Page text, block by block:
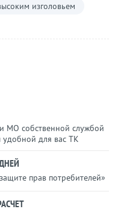
изголовьем
МО собственной службой
удобной для вас ТК
прав потребителей»